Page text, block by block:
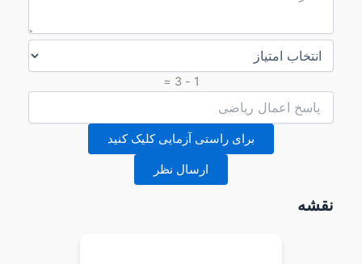
1 - 3 =
برای راستی آزمایی کلیک کنید
ارسال نظر
نقشه